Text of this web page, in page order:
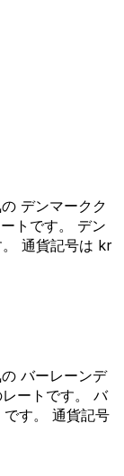
デンマークク
トです。 デン
通貨記号は kr
バーレーンデ
ートです。 バ
す。 通貨記号